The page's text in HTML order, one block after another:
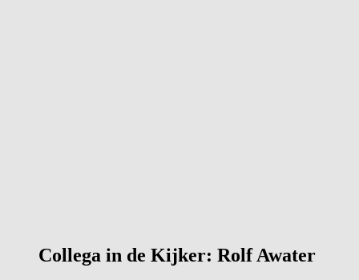
Collega in de Kijker: Rolf Awater